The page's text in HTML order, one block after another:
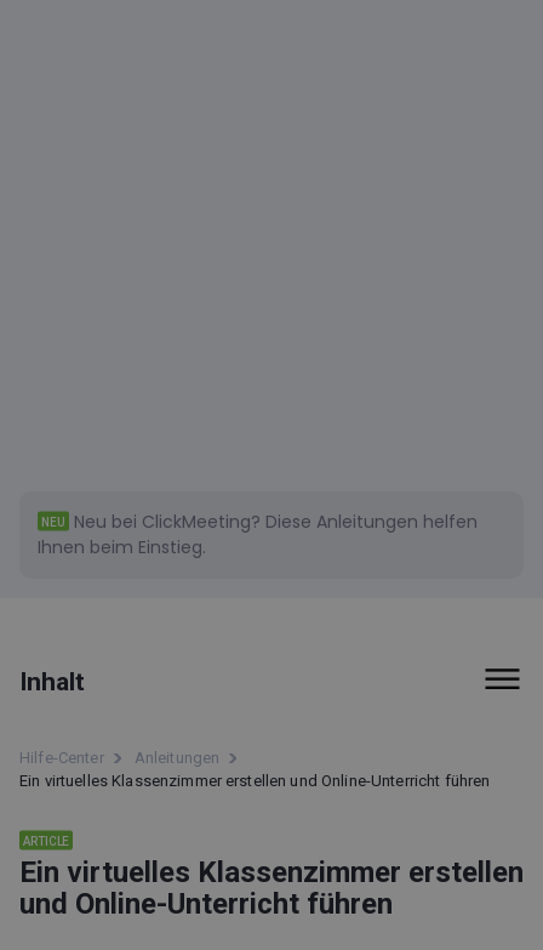
NEU Neu bei ClickMeeting? Diese Anleitungen helfen
Ihnen beim Einstieg.
Inhalt
Ein virtuelles Klassenzimmer erstellen und
Online-Unterricht führen
Zuerst das Event sichern
Verbindung testen und den vollständigen Komfort eines
Events sichern
Hilfe-Center
Anleitungen
Ein virtuelles Klassenzimmer erstellen und Online-Unterricht führen
ARTICLE
Ein virtuelles Klassenzimmer erstellen
und Online-Unterricht führen